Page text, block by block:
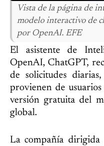
Vista de la página de
modelo interactivo de
por OpenAI. EFE
El asistente de
OpenAI, ChatGPT,
de solicitudes
provienen de usuarios
versión gratuita del
global.
La compañía